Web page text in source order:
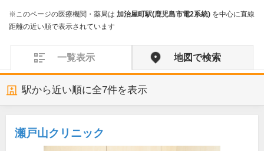
※このページの医療機関・薬局は 加治屋町駅(鹿児島市電2系統) を中心に直線
距離の近い順で表示されています
一覧表示 地図で検索
駅から近い順に全7件を表示
瀬戸山クリニック